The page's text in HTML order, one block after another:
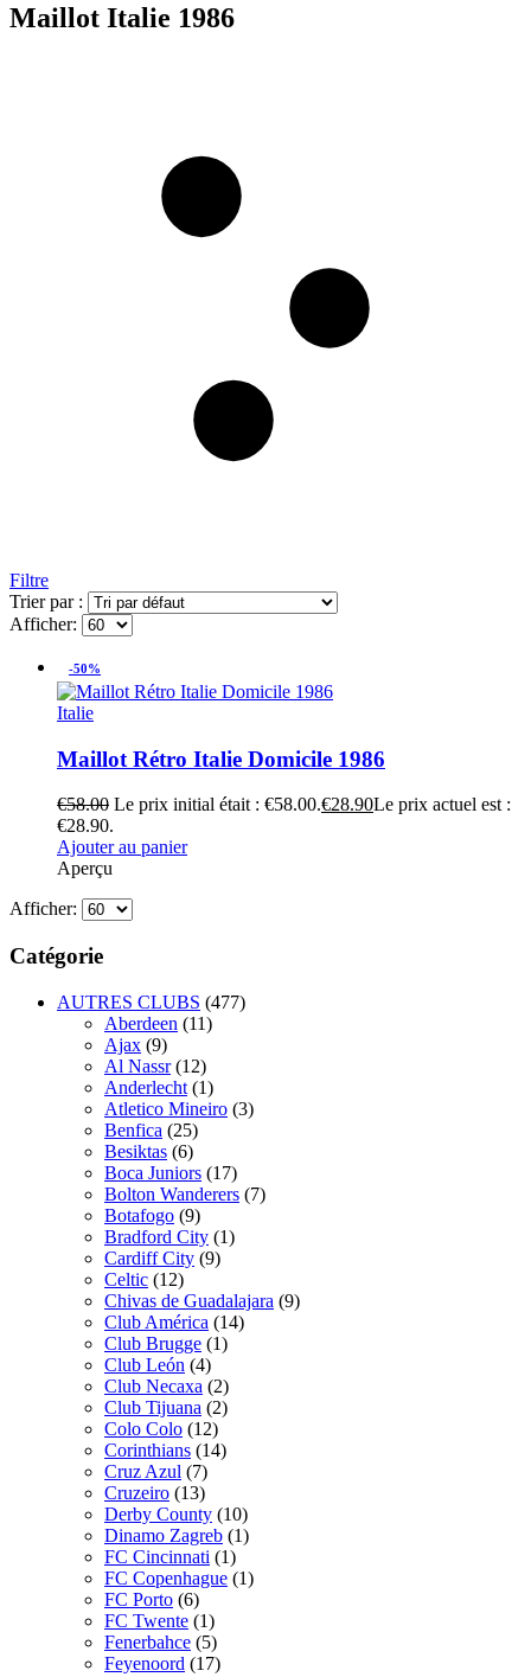
Maillot Italie 1986
Filtre
Trier par :
Afficher:
-50%
Italie
Maillot Rétro Italie Domicile 1986
€58.00 Le prix initial était : €58.00.€28.90Le prix actuel est :
€28.90.
Ajouter au panier
Aperçu
Afficher:
Catégorie
AUTRES CLUBS (477)
Aberdeen (11)
Ajax (9)
Al Nassr (12)
Anderlecht (1)
Atletico Mineiro (3)
Benfica (25)
Besiktas (6)
Boca Juniors (17)
Bolton Wanderers (7)
Botafogo (9)
Bradford City (1)
Cardiff City (9)
Celtic (12)
Chivas de Guadalajara (9)
Club América (14)
Club Brugge (1)
Club León (4)
Club Necaxa (2)
Club Tijuana (2)
Colo Colo (12)
Corinthians (14)
Cruz Azul (7)
Cruzeiro (13)
Derby County (10)
Dinamo Zagreb (1)
FC Cincinnati (1)
FC Copenhague (1)
FC Porto (6)
FC Twente (1)
Fenerbahce (5)
Feyenoord (17)